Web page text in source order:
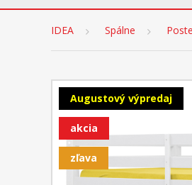
IDEA Spálne
Augustový výpredaj
akcia
zľava